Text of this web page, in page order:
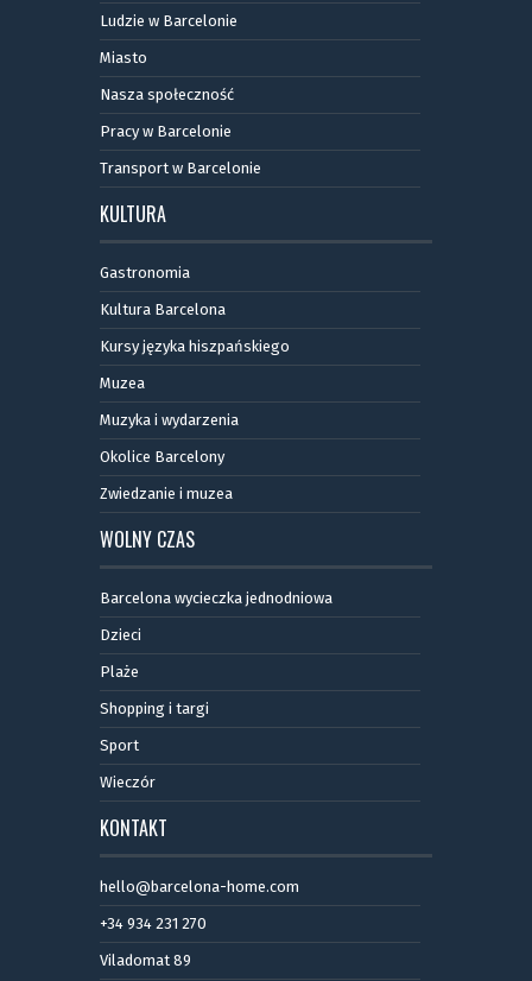
Ludzie w Barcelonie
Miasto
Nasza społeczność
Pracy w Barcelonie
Transport w Barcelonie
KULTURA
Gastronomia
Kultura Barcelona
Kursy języka hiszpańskiego
Muzea
Muzyka i wydarzenia
Okolice Barcelony
Zwiedzanie i muzea
WOLNY CZAS
Barcelona wycieczka jednodniowa
Dzieci
Plaże
Shopping i targi
Sport
Wieczór
KONTAKT
hello@barcelona-home.com
+34 934 231 270
Viladomat 89